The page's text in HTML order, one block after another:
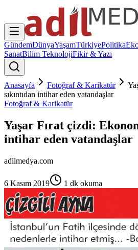
GündemDünyaYaşamTürkiyePolitika
SanatBilim TeknolojiFikir & Yazı
Anasayfa Fotoğraf & Karikatür
sıkıntıdan intihar eden vatandaşlar
Fotoğraf & Karikatür
Yaşar Fırat çizdi:
intihar eden vatandaşlar
adilmedya.com
6 Kasım 2019 1 dk okuma